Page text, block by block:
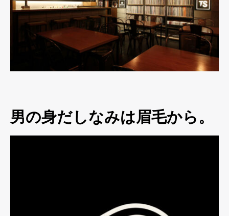
男の身だしなみは眉毛から。